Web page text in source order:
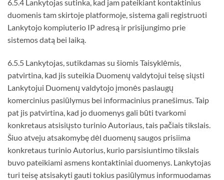
6.5.4 Lankytojas sutinka, kad jam pateikiant kontaktinius
duomenis tam skirtoje platformoje, sistema gali registruoti
Lankytojo kompiuterio IP adresą ir prisijungimo prie
sistemos datą bei laiką.
6.5.5 Lankytojas, sutikdamas su šiomis Taisyklėmis,
patvirtina, kad jis suteikia Duomenų valdytojui teisę siųsti
Lankytojui Duomenų valdytojo įmonės paslaugų
komercinius pasiūlymus bei informacinius pranešimus. Taip
pat jis patvirtina, kad jo duomenys gali būti tvarkomi
konkretaus atsisiųsto turinio Autoriaus, tais pačiais tikslais.
Šiuo atveju atsakomybę dėl duomenų saugos prisiima
konkretaus turinio Autorius, kurio parsisiuntimo tikslais
buvo pateikiami asmens kontaktiniai duomenys. Lankytojas
turi teisę atsisakyti gauti tokius pasiūlymus informuodamas